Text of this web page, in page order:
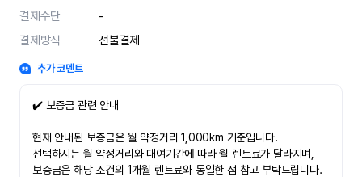
결제수단
-
결제방식
선불결제
추가 코멘트
✔️ 보증금 관련 안내
현재 안내된 보증금은 월 약정거리 1,000km 기준입니다.
선택하시는 월 약정거리와 대여기간에 따라 월 렌트료가 달라지며,
보증금은 해당 조건의 1개월 렌트료와 동일한 점 참고 부탁드립니다.